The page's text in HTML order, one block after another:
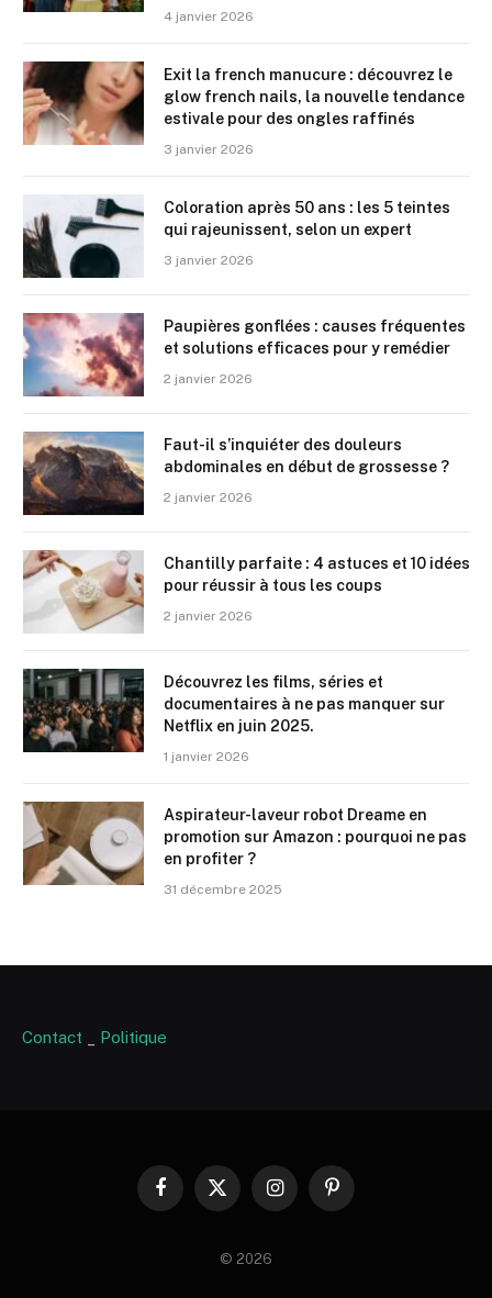
4 janvier 2026
Exit la french manucure : découvrez le
glow french nails, la nouvelle tendance
estivale pour des ongles raffinés
3 janvier 2026
Coloration après 50 ans : les 5 teintes
qui rajeunissent, selon un expert
3 janvier 2026
Paupières gonflées : causes fréquentes
et solutions efficaces pour y remédier
2 janvier 2026
Faut-il s’inquiéter des douleurs
abdominales en début de grossesse ?
2 janvier 2026
Chantilly parfaite : 4 astuces et 10 idées
pour réussir à tous les coups
2 janvier 2026
Découvrez les films, séries et
documentaires à ne pas manquer sur
Netflix en juin 2025.
1 janvier 2026
Aspirateur-laveur robot Dreame en
promotion sur Amazon : pourquoi ne pas
en profiter ?
31 décembre 2025
Contact Politique
Facebook
X
InstagramPinterest
© 2026